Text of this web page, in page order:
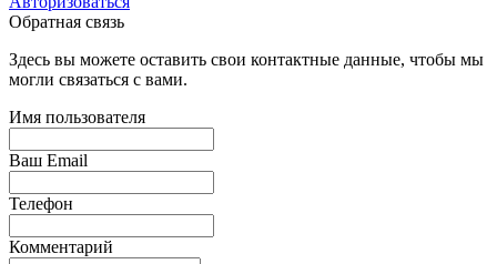
Обратная связь
Здесь вы можете оставить свои контактные данные, чтобы мы
могли связаться с вами.
Имя пользователя
Ваш Email
Телефон
Комментарий